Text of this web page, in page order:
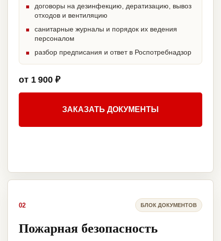
договоры на дезинфекцию, дератизацию, вывоз
отходов и вентиляцию
санитарные журналы и порядок их ведения
персоналом
разбор предписания и ответ в Роспотребнадзор
от 1 900 ₽
ЗАКАЗАТЬ ДОКУМЕНТЫ
02 БЛОК ДОКУМЕНТОВ
Пожарная безопасность